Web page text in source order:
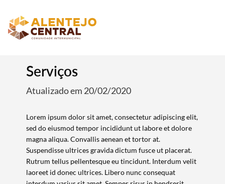
Serviços
Atualizado em 20/02/2020
Lorem ipsum dolor sit amet, consectetur adipiscing elit,
sed do eiusmod tempor incididunt ut labore et dolore
magna aliqua. Convallis aenean et tortor at.
Suspendisse ultrices gravida dictum fusce ut placerat.
Rutrum tellus pellentesque eu tincidunt. Interdum velit
laoreet id donec ultrices. Libero nunc consequat